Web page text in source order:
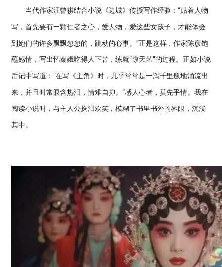
当代作家汪曾祺结合小说《边城》传授写作经验：“贴着人物
写，首先要有一颗仁者之心，爱人物，爱这些女孩子，才能体会
到她们的许多飘飘忽忽的，跳动的心事。”正是这样，作家陈彦饱
蘸感情，写出忆秦娥吃得人下苦，练就“惊天艺”的过程。正如小说
后记中写道：“在写《主角》时，几乎常常是一泻千里般地涌流出
来，并且时常眼含热泪，情难自抑。”感人心者，莫先乎情。我在
阅读小说时，与主人公掬泪欢笑，模糊了书里书外的界限，沉浸
其中。